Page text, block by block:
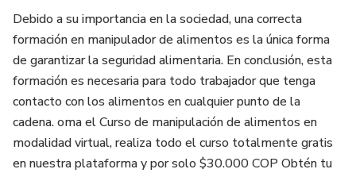
Debido a su importancia en la sociedad, una correcta
formación en manipulador de alimentos es la única forma
de garantizar la seguridad alimentaria. En conclusión, esta
formación es necesaria para todo trabajador que tenga
contacto con los alimentos en cualquier punto de la
cadena. oma el Curso de manipulación de alimentos en
modalidad virtual, realiza todo el curso totalmente gratis
en nuestra plataforma y por solo $30.000 COP Obtén tu